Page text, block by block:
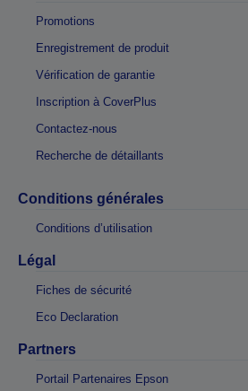
Promotions
Enregistrement de produit
Vérification de garantie
Inscription à CoverPlus
Contactez-nous
Recherche de détaillants
Conditions générales
Conditions d’utilisation
Légal
Fiches de sécurité
Eco Declaration
Partners
Portail Partenaires Epson